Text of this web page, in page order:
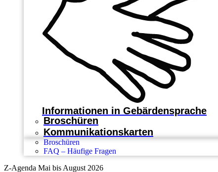
Informationen in Gebärdensprache
Broschüren
Kommunikationskarten
Broschüren
FAQ – Häufige Fragen
Z-Agenda Mai bis August 2026